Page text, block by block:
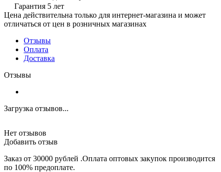
Гарантия 5 лет
Цена действительна только для интернет-магазина и может
отличаться от цен в розничных магазинах
Отзывы
Оплата
Доставка
Отзывы
Загрузка отзывов...
Нет отзывов
Добавить отзыв
Заказ от 30000 рублей .Оплата оптовых закупок производится
по 100% предоплате.